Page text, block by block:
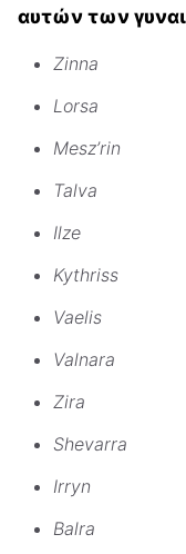
αυτών των
Zinna
Lorsa
Mesz’rin
Talva
Ilze
Kythriss
Vaelis
Valnara
Zira
Shevarra
Irryn
Balra